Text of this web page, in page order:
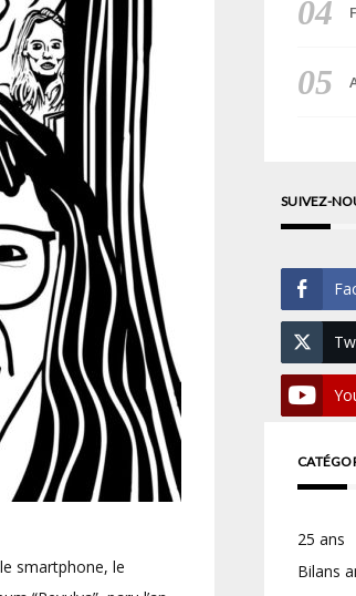
smartphone, le
SUIVEZ-
25 ans
Bilans